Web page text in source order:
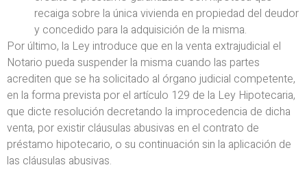
recaiga sobre la única vivienda en propiedad del deudor
y concedido para la adquisición de la misma.
Por último, la Ley introduce que en la venta extrajudicial el
Notario pueda suspender la misma cuando las partes
acrediten que se ha solicitado al órgano judicial competente,
en la forma prevista por el artículo 129 de la Ley Hipotecaria,
que dicte resolución decretando la improcedencia de dicha
venta, por existir cláusulas abusivas en el contrato de
préstamo hipotecario, o su continuación sin la aplicación de
las cláusulas abusivas.